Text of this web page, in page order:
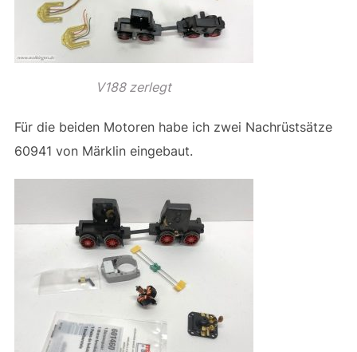
V188 zerlegt
Für die beiden Motoren habe ich zwei Nachrüstsätze
60941 von Märklin eingebaut.